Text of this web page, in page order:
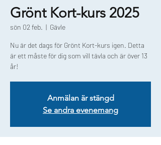
Grönt Kort-kurs 2025
sön 02 feb.
  |
Gävle
Nu är det dags för Grönt Kort-kurs igen. Detta
är ett måste för dig som vill tävla och är över 13
år!
Anmälan är stängd
Se andra evenemang